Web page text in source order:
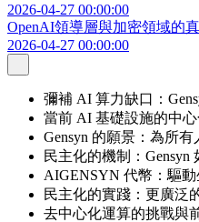
2026-04-27 00:00:00
OpenAI領導層與加密領域的
2026-04-27 00:00:00
彌補 AI 算力缺口：
當前 AI 基礎設施的中
Gensyn 的願景：為所
民主化的機制：Gensyn
AIGENSYN 代幣：驅
民主化的實踐：更廣泛
去中心化運算的挑戰與